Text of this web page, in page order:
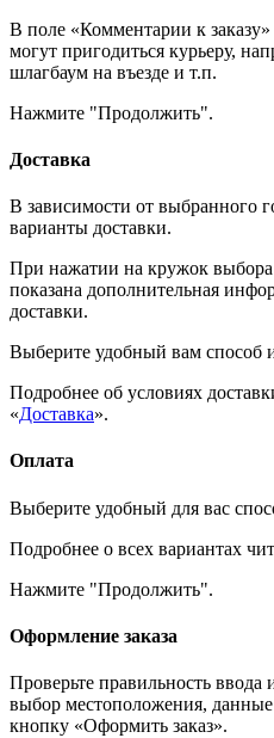
В поле «Комментарии к
могут пригодиться курьеру,
шлагбаум на въезде и т.п.
Нажмите "Продолжить".
Доставка
В зависимости от выбранного
варианты доставки.
При нажатии на кружок выбора
показана дополнительная
доставки.
Выберите удобный вам
Подробнее об условиях
«Доставка».
Оплата
Выберите удобный для вас
Подробнее о всех вариантах
Нажмите "Продолжить".
Оформление заказа
Проверьте правильность
выбор местоположения,
кнопку «Оформить заказ».